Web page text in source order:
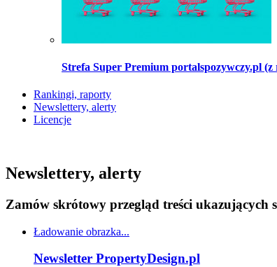
Strefa Super Premium portalspozywczy.pl
Rankingi, raporty
Newslettery, alerty
Licencje
Newslettery, alerty
Zamów skrótowy przegląd treści ukazujących
Ładowanie obrazka...
Newsletter PropertyDesign.pl